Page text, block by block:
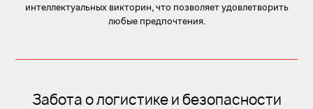
интеллектуальных викторин, что позволяет удовлетворить
любые предпочтения.
Забота о логистике и безопасности